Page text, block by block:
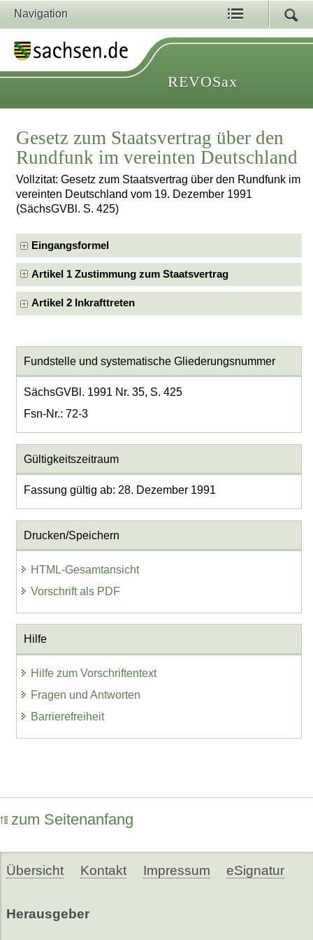
Navigation
REVOSax
Gesetz zum Staatsvertrag über den
Rundfunk im vereinten Deutschland
Vollzitat: Gesetz zum Staatsvertrag über den Rundfunk im
vereinten Deutschland vom 19. Dezember 1991
(SächsGVBl. S. 425)
Eingangsformel
Artikel 1 Zustimmung zum Staatsvertrag
Artikel 2 Inkrafttreten
Fundstelle und systematische Gliederungsnummer
SächsGVBl. 1991 Nr. 35, S. 425
Fsn-Nr.: 72-3
Gültigkeitszeitraum
Fassung gültig ab: 28. Dezember 1991
Drucken/Speichern
HTML-Gesamtansicht
Vorschrift als PDF
Hilfe
Hilfe zum Vorschriftentext
Fragen und Antworten
Barrierefreiheit
zum Seitenanfang
Übersicht Kontakt Impressum eSignatur
Herausgeber